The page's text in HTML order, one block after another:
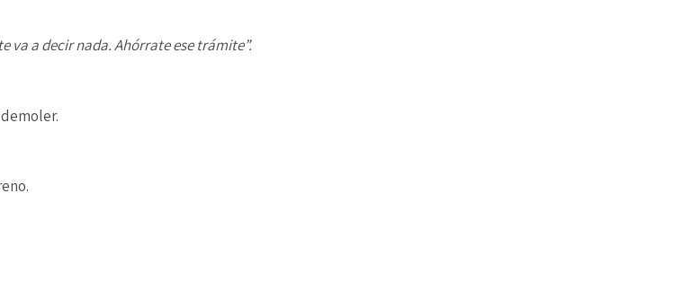
va a decir nada. Ahórrate ese trámite”.